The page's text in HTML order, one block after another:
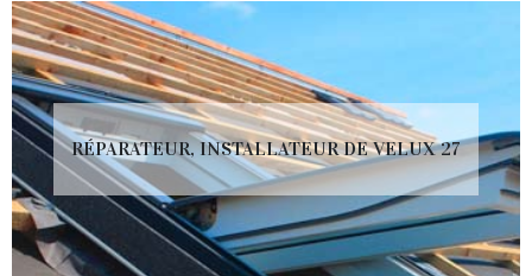
RÉPARATEUR, INSTALLATEUR DE VELUX 27